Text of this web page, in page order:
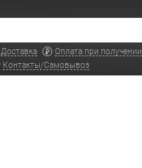
Доставка
Оплата при получении
Контакты/Самовывоз